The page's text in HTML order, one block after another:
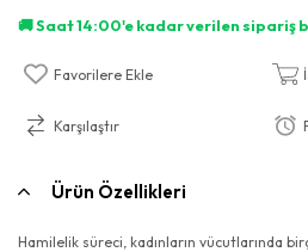
Favorilere Ekle
Karşılaştır
Ürün Özellikleri
Hamilelik süreci, kadınların vücutlarında